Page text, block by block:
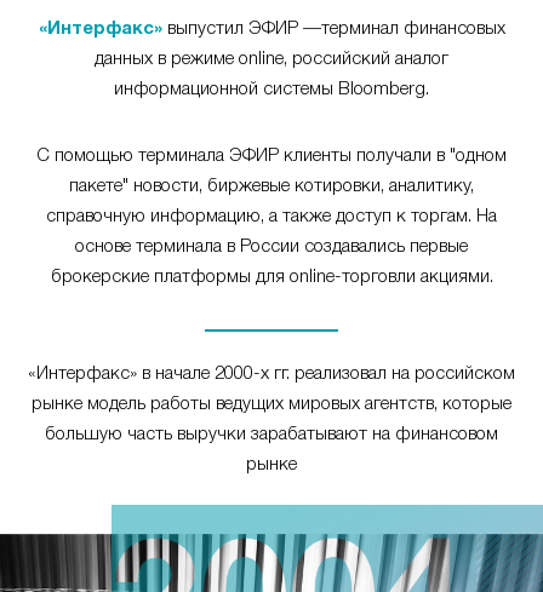
«Интерфакс»выпустил ЭФИР —терминал финансовых
данных в режиме online, российский аналог
информационной системы Bloomberg.
С помощью терминала ЭФИР клиенты получали в "одном
пакете" новости, биржевые котировки, аналитику,
справочную информацию, а также доступ к торгам. На
основе терминала в России создавались первые
брокерские платформы для online-торговли акциями.
«Интерфакс» в начале 2000-х гг. реализовал на российском
рынке модель работы ведущих мировых агентств, которые
большую часть выручки зарабатывают на финансовом
рынке